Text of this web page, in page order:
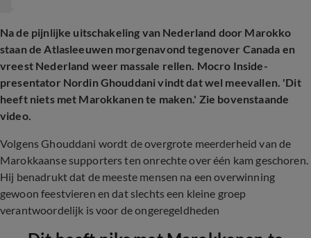
Na de pijnlijke uitschakeling van Nederland door Marokko
staan de Atlasleeuwen morgenavond tegenover Canada en
vreest Nederland weer massale rellen. Mocro Inside-
presentator Nordin Ghouddani vindt dat wel meevallen. 'Dit
heeft niets met Marokkanen te maken.' Zie bovenstaande
video.
Volgens Ghouddani wordt de overgrote meerderheid van de
Marokkaanse supporters ten onrechte over één kam geschoren.
Hij benadrukt dat de meeste mensen na een overwinning
gewoon feestvieren en dat slechts een kleine groep
verantwoordelijk is voor de ongeregeldheden